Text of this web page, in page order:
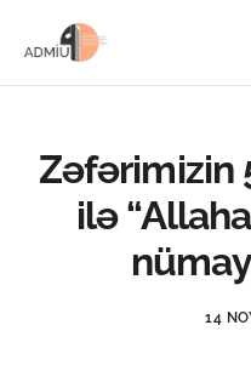
Universitet
Media
Tədbirlər
Zəfərimizin
ilə
14